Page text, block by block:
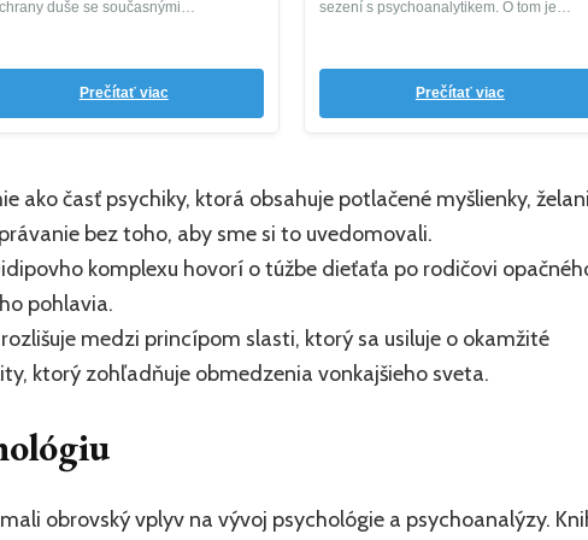
duše se současnými
Prečítať viac
sezení s psychoanalytikem. O tom je
Prečítať viac
ako časť psychiky, ktorá obsahuje potlačené myšlienky,
bez toho, aby sme si to uvedomovali.
komplexu hovorí o túžbe dieťaťa po rodičovi
pohlavia.
rozlišuje medzi princípom slasti, ktorý sa usiluje o okamžité
ktorý zohľadňuje obmedzenia vonkajšieho sveta.
obrovský vplyv na vývoj psychológie a psychoanalýzy.